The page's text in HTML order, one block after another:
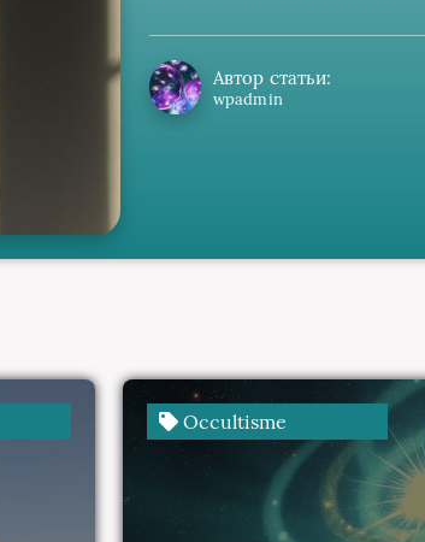
Автор статьи:
wpadmin
Occultisme